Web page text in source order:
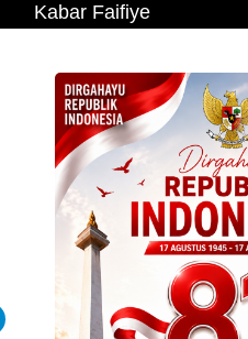
Kabar Faifiye